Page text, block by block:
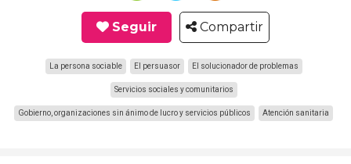
Seguir Compartir
La persona sociable El persuasor El solucionador de problemas
Servicios sociales y comunitarios
Gobierno, organizaciones sin ánimo de lucro y servicios públicos Atención sanitaria